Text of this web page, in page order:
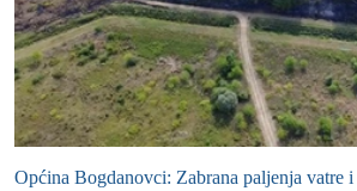
Općina Bogdanovci: Zabrana paljenja vatre i